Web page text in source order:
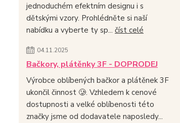
jednoduchém efektním designu i s
dětskými vzory. Prohlédněte si naší
nabídku a vyberte ty sp... číst celé
04.11.2025
Bačkory, plátěnky 3F - DOPRODEJ
Výrobce oblíbených bačkor a plátěnek 3F
ukončil činnost 🥲. Vzhledem k cenové
dostupnosti a velké oblíbenosti této
značky jsme od dodavatele naposledy...